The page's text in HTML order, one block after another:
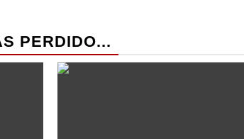
PERDIDO...